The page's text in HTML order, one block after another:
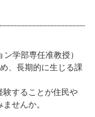
学部専任准教授）
、長期的に生じる課
験することが住民や
せんか。